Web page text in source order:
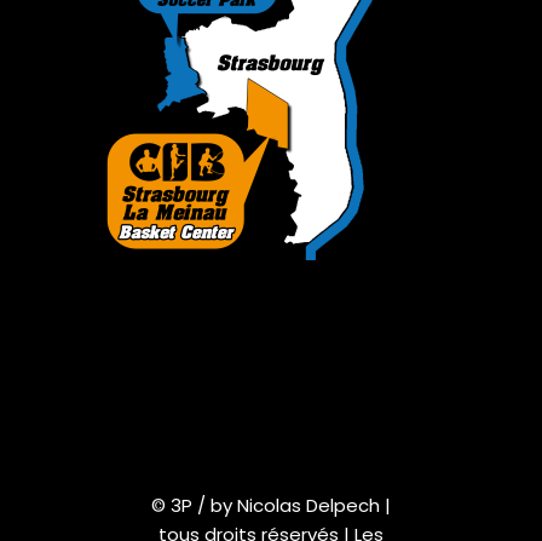
© 3P / by Nicolas Delpech |
tous droits réservés | Les